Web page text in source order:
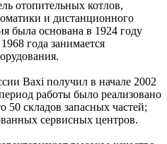
отопительных котлов,
и дистанционного
была основана в 1924 году
года занимается
Baxi получил в начале 2002
работы было реализовано
50 складов запасных частей;
сервисных центров.